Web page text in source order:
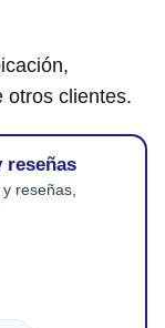
otros clientes.
reseñas
reseñas,